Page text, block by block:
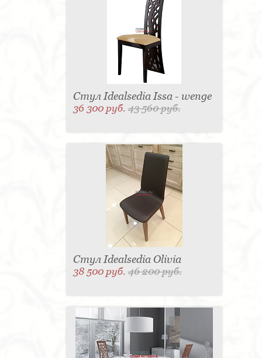
Стул Idealsedia Issa - wenge
36 300 руб.43 560 руб.
Стул Idealsedia Olivia
38 500 руб.46 200 руб.